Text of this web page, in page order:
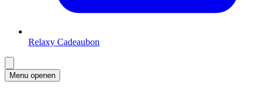
Relaxy Cadeaubon
Menu openen